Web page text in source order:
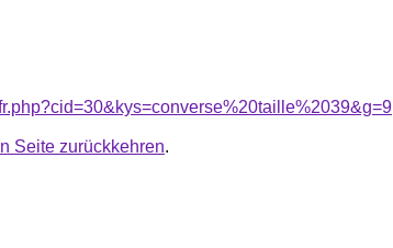
Seite zurückkehren.